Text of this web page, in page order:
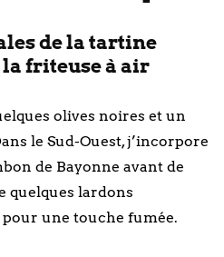
de la tartine
friteuse à air
olives noires et un
le Sud-Ouest, j’incorpore
de Bayonne avant de
quelques lardons
une touche fumée.